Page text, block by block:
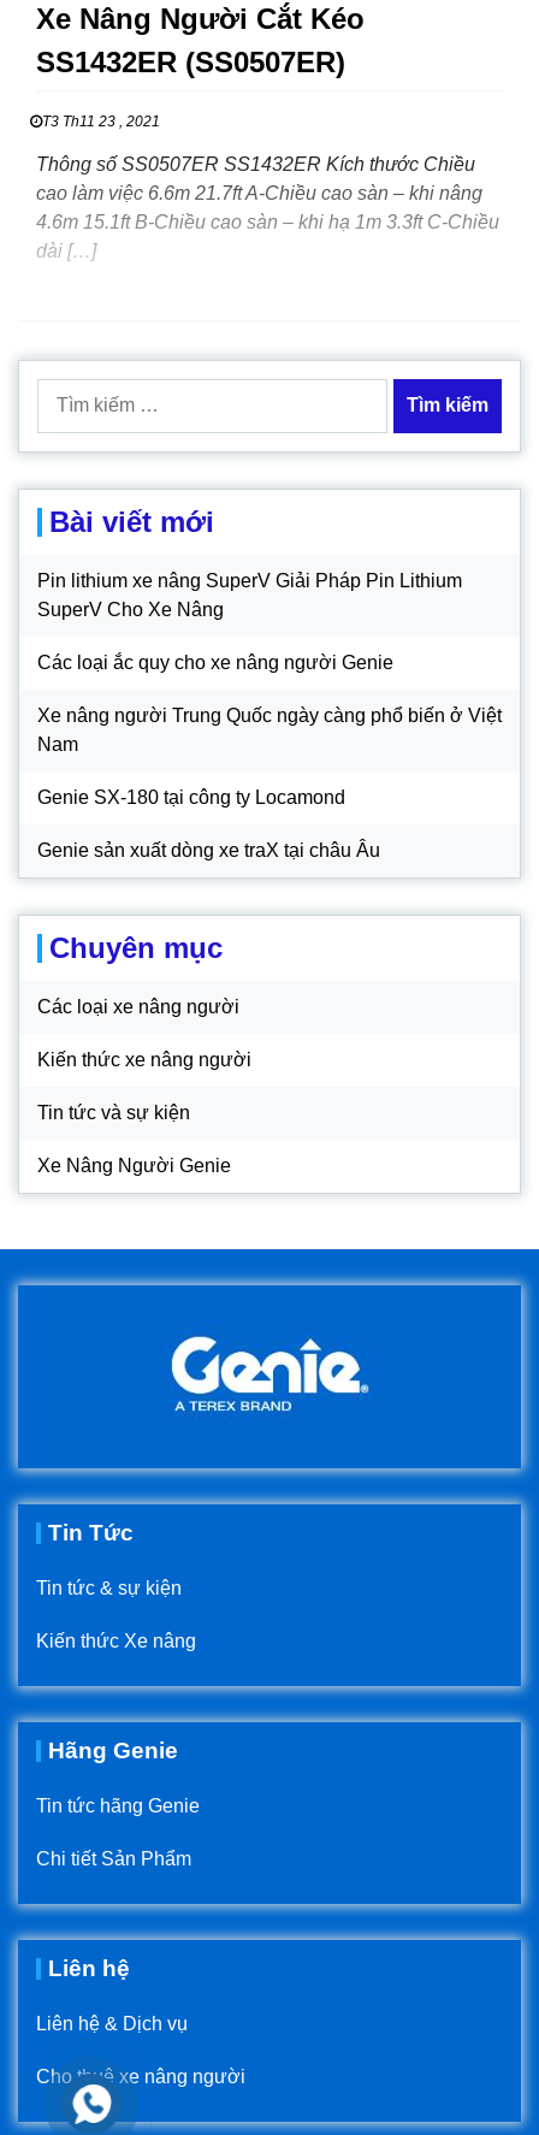
Xe Nâng Người Cắt Kéo
SS1432ER (SS0507ER)
T3 Th11 23 , 2021
Thông số SS0507ER SS1432ER Kích thước Chiều
cao làm việc 6.6m 21.7ft A-Chiều cao sàn – khi nâng
4.6m 15.1ft B-Chiều cao sàn – khi hạ 1m 3.3ft C-Chiều
dài […]
cho:
Bài viết mới
Pin lithium xe nâng SuperV Giải Pháp Pin Lithium
SuperV Cho Xe Nâng
Các loại ắc quy cho xe nâng người Genie
Xe nâng người Trung Quốc ngày càng phổ biến ở Việt
Nam
Genie SX-180 tại công ty Locamond
Genie sản xuất dòng xe traX tại châu Âu
Chuyên mục
Các loại xe nâng người
Kiến thức xe nâng người
Tin tức và sự kiện
Xe Nâng Người Genie
Tin Tức
Tin tức & sự kiện
Kiến thức Xe nâng
Hãng Genie
Tin tức hãng Genie
Chi tiết Sản Phẩm
Liên hệ
Liên hệ & Dịch vụ
Cho thuê xe nâng người